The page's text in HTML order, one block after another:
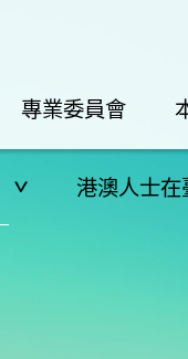
專業委員會
港澳人士在